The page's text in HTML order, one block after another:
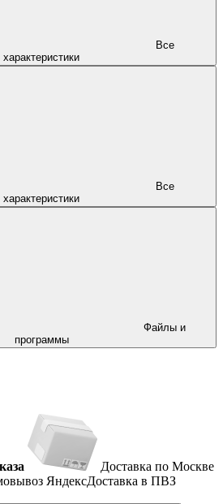
характеристики
характеристики
программы
Доставка по Москве
ЯндексДоставка в ПВЗ